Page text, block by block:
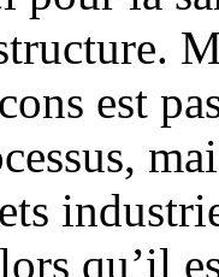
est
qu’il